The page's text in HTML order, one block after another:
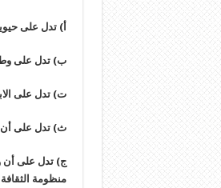
أ‌) تدل على
ب‌) تدل على
ت‌) تدل على
ث‌) تدل على أن
ج‌) تدل على أن
منظومة